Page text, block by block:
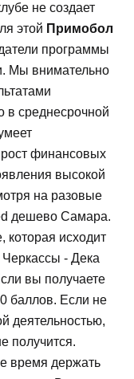
не создает
этой Примобол
программы
Мы внимательно
в среднесрочной
финансовых
высокой
на разовые
дешево Самара.
которая исходит
Черкассы - Дека
вы получаете
баллов. Если не
деятельностью,
получится.
время держать